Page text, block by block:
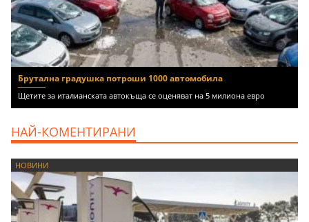
Брутална градушка потроши 1000 автомобила
Щетите за италианската автокъща се оценяват на 5 милиона евро
НАЙ-КОМЕНТИРАНИ
НОВИНИ